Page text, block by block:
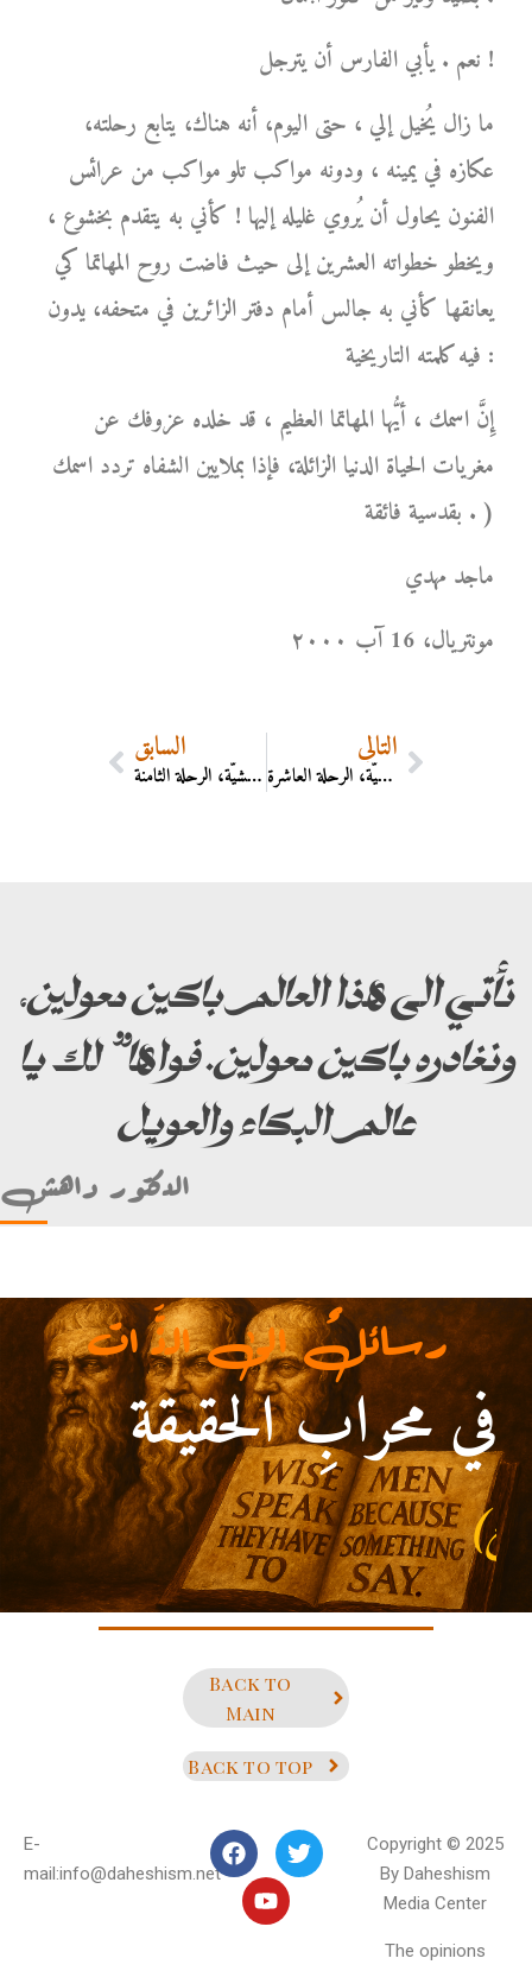
نعم . يأبي الفارس أن يترجل !
ما زال يُخيل إلي ، حتى اليوم، أنه هناك، يتابع رحلته،
عكازه في يمينه ، ودونه مواكب تلو مواكب من عرائس
الفنون يحاول أن يُروي غليله إليها ! كأني به يتقدم بخشوع ،
ويخطو خطواته العشرين إلى حيث فاضت روح المهاتما كي
يعانقها كأني به جالس أمام دفتر الزائرين في متحفه، يدون
فيه كلمته التاريخية :
إِنَّ اسمك ، أيُّها المهاتما العظيم ، قد خلده عزوفك عن
مغريات الحياة الدنيا الزائلة، فإذا بملايين الشفاه تردد اسمك
بقدسية فائقة . )
ماجد مهدي
مونتریال، 16 آب ۲۰۰۰
السابق
الرحلات الداهشيَّة، الرحلة الثامنة
التالي
الرحلات الداهشيَّة، الرحلة العاشرة
نأتي الى هذا العالم باكين معولين،
ونغادره باكين معولين. فواها” لك يا
عالم البكاء والعويل
الدكتور داهش
في محرابِ الحقيقة
علي بن أبي طالب)
رسائلٌ الى الذَّ ات
Back to
Main
Back to top
E-
mail:info@daheshism.net
Copyright © 2025
By Daheshism
Media Center
The opinions